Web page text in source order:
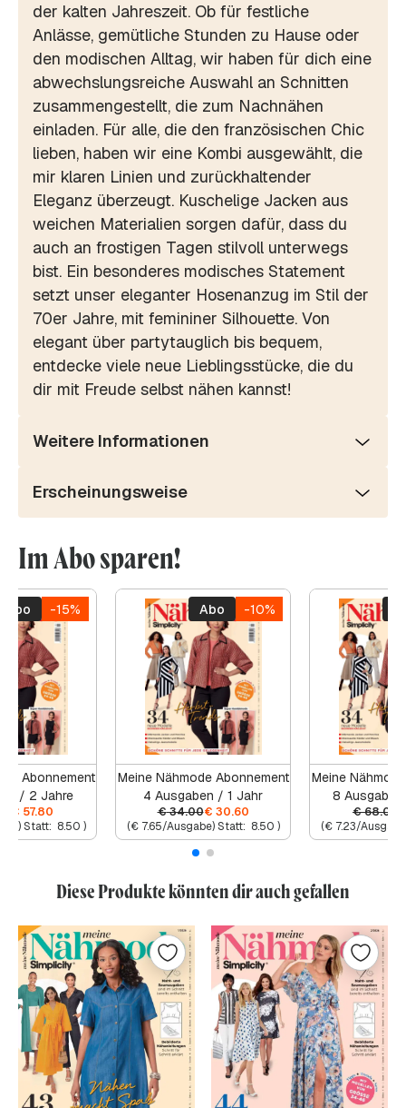
der kalten Jahreszeit. Ob für festliche
Anlässe, gemütliche Stunden zu Hause oder
den modischen Alltag, wir haben für dich eine
abwechslungsreiche Auswahl an Schnitten
zusammengestellt, die zum Nachnähen
einladen. Für alle, die den französischen Chic
lieben, haben wir eine Kombi ausgewählt, die
mir klaren Linien und zurückhaltender
Eleganz überzeugt. Kuschelige Jacken aus
weichen Materialien sorgen dafür, dass du
auch an frostigen Tagen stilvoll unterwegs
bist. Ein besonderes modisches Statement
setzt unser eleganter Hosenanzug im Stil der
70er Jahre, mit femininer Silhouette. Von
elegant über partytauglich bis bequem,
entdecke viele neue Lieblingsstücke, die du
dir mit Freude selbst nähen kannst!
Weitere Informationen
Erscheinungsweise
Im Abo sparen!
Abo -15%
Abonnement
/ 2 Jahre
€ 57.80
Statt: 8.50 )
Abo -10%
Meine Nähmode Abonnement
4 Ausgaben / 1 Jahr
€34.00€ 30.60
(€7.65/Ausgabe) Statt: 8.50 )
Meine
8
€68.00
(€7.23/
Diese Produkte könnten dir auch gefallen